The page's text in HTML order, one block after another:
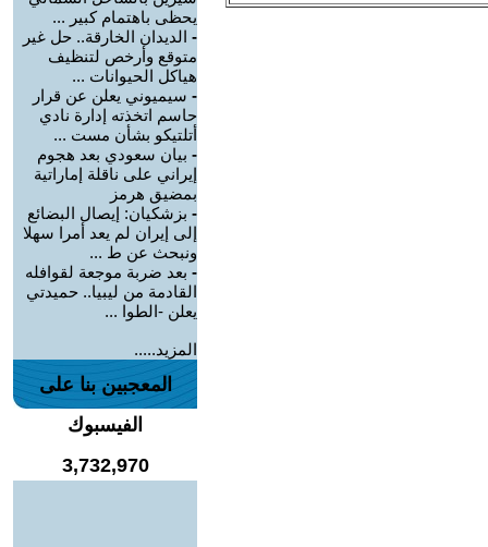
يحظى باهتمام كبير ...
- الديدان الخارقة.. حل غير
متوقع وأرخص لتنظيف
هياكل الحيوانات ...
- سيميوني يعلن عن قرار
حاسم اتخذته إدارة نادي
أتلتيكو بشأن مست ...
- بيان سعودي بعد هجوم
إيراني على ناقلة إماراتية
بمضيق هرمز
- بزشكيان: إيصال البضائع
إلى إيران لم يعد أمرا سهلا
ونبحث عن ط ...
- بعد ضربة موجعة لقوافله
القادمة من ليبيا.. حميدتي
يعلن -الطوا ...
المزيد.....
المعجبين بنا على
الفيسبوك
3,732,970